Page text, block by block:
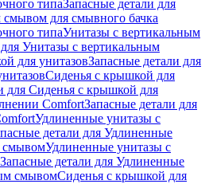
типаЗапасные детали для
для смывного бачка
типаУнитазы с вертикальным
Унитазы с вертикальным
для унитазовЗапасные детали для
Сиденья с крышкой для
для Сиденья с крышкой для
ComfortЗапасные детали для
Удлиненные унитазы с
детали для Удлиненные
смывомУдлиненные унитазы с
Запасные детали для Удлиненные
смывомСиденья с крышкой для